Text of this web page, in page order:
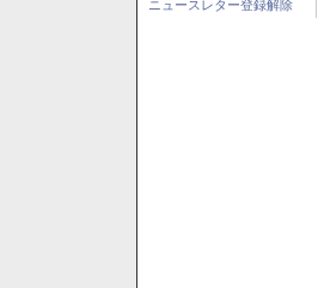
ニュースレター登録解除